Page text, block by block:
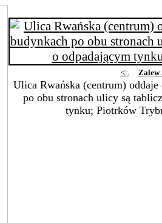
<:. Zalew
Ulica Rwańska (centrum)
po obu stronach ulicy są
tynku; Piotrków